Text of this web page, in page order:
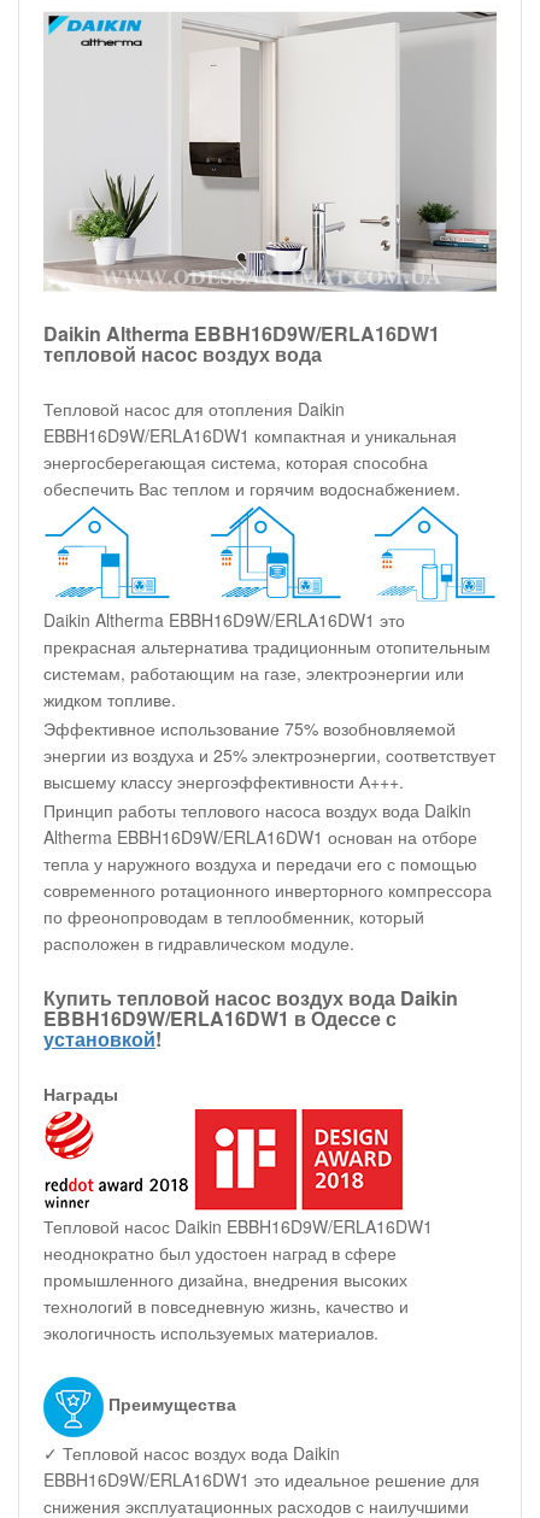
Daikin Altherma EBBH16D9W/ERLA16DW1
тепловой насос воздух вода
Тепловой насос для отопления Daikin
EBBH16D9W/ERLA16DW1 компактная и уникальная
энергосберегающая система, которая способна
обеспечить Вас теплом и горячим водоснабжением.
Daikin Altherma EBBH16D9W/ERLA16DW1 это
прекрасная альтернатива традиционным отопительным
системам, работающим на газе, электроэнергии или
жидком топливе.
Эффективное использование 75% возобновляемой
энергии из воздуха и 25% электроэнергии, соответствует
высшему классу энергоэффективности А+++.
Принцип работы теплового насоса воздух вода Daikin
Altherma EBBH16D9W/ERLA16DW1 основан на отборе
тепла у наружного воздуха и передачи его с помощью
современного ротационного инверторного компрессора
по фреонопроводам в теплообменник, который
расположен в гидравлическом модуле.
Купить тепловой насос воздух вода Daikin
EBBH16D9W/ERLA16DW1 в Одессе с
установкой!
Награды
Тепловой насос Daikin EBBH16D9W/ERLA16DW1
неоднократно был удостоен наград в сфере
промышленного дизайна, внедрения высоких
технологий в повседневную жизнь, качество и
экологичность используемых материалов.
Преимущества
✓ Тепловой насос воздух вода Daikin
EBBH16D9W/ERLA16DW1 это идеальное решение для
снижения эксплуатационных расходов с наилучшими